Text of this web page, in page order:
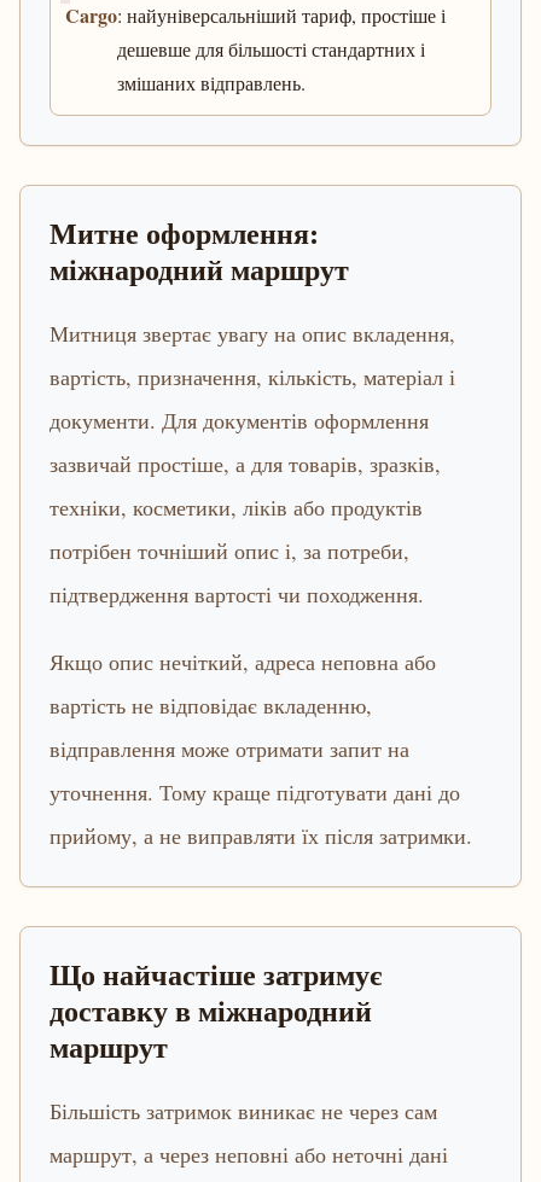
Cargo: найуніверсальніший тариф, простіше і
дешевше для більшості стандартних і
змішаних відправлень.
Митне оформлення:
міжнародний маршрут
Митниця звертає увагу на опис вкладення,
вартість, призначення, кількість, матеріал і
документи. Для документів оформлення
зазвичай простіше, а для товарів, зразків,
техніки, косметики, ліків або продуктів
потрібен точніший опис і, за потреби,
підтвердження вартості чи походження.
Якщо опис нечіткий, адреса неповна або
вартість не відповідає вкладенню,
відправлення може отримати запит на
уточнення. Тому краще підготувати дані до
прийому, а не виправляти їх після затримки.
Що найчастіше затримує
доставку в міжнародний
маршрут
Більшість затримок виникає не через сам
маршрут, а через неповні або неточні дані